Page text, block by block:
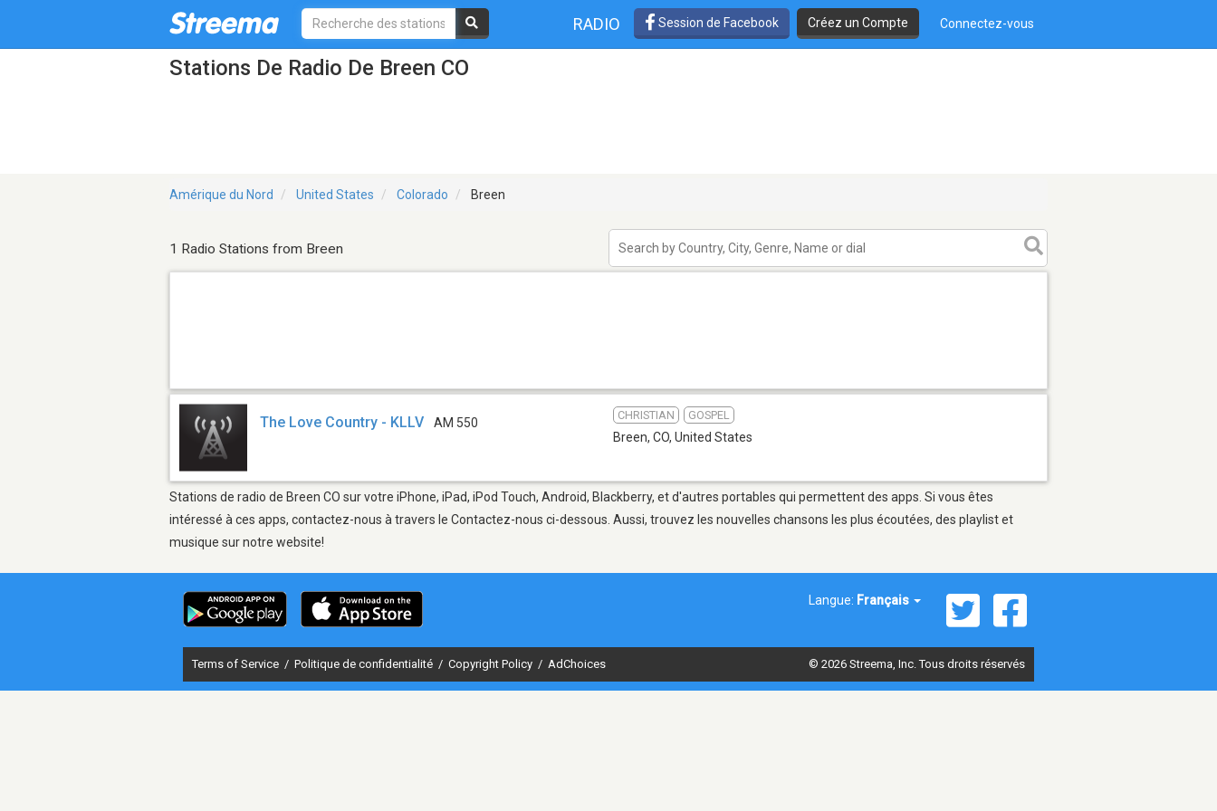
RADIO Session de Facebook Créez un Compte Connectez-vous
Stations De Radio De Breen CO
Amérique du Nord United States Colorado Breen
1 Radio Stations from Breen
The Love Country - KLLV AM 550
CHRISTIAN GOSPEL
Breen, CO, United States
Stations de radio de Breen CO sur votre iPhone, iPad, iPod Touch, Android, Blackberry, et d'autres portables qui permettent des apps. Si vous êtes
intéressé à ces apps, contactez-nous à travers le Contactez-nous ci-dessous. Aussi, trouvez les nouvelles chansons les plus écoutées, des playlist et
musique sur notre website!
Langue: Français
Terms of Service / Politique de confidentialité / Copyright Policy / AdChoices © 2026 Streema, Inc. Tous droits réservés